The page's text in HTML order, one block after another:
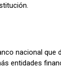
nacional que
entidades